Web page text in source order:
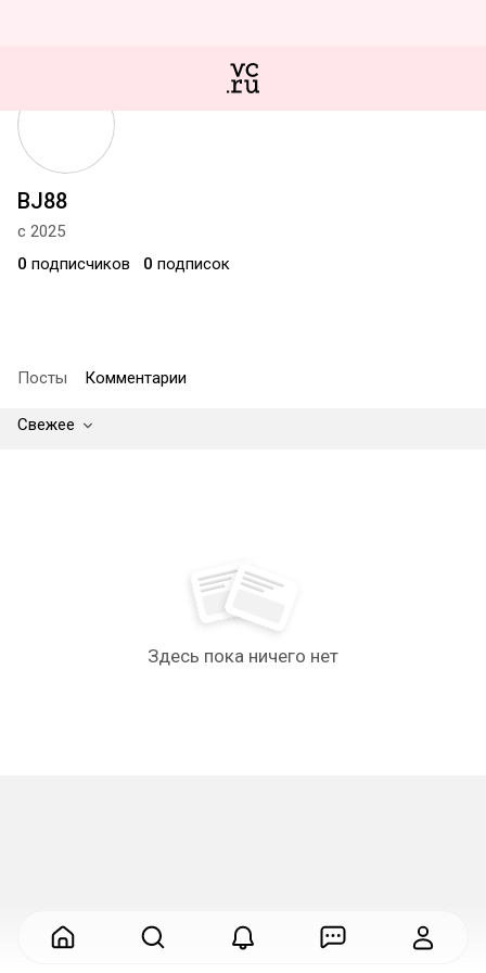
BJ88
с 2025
0 подписчиков 0 подписок
Посты Комментарии
Свежее
Здесь пока ничего нет